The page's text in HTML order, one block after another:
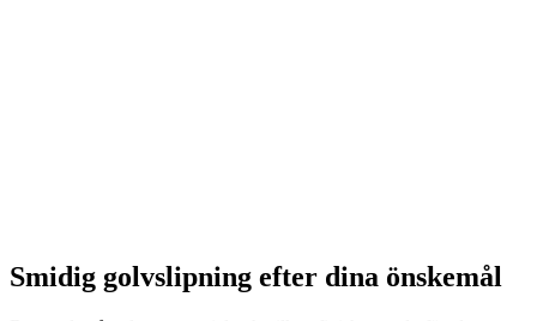
Smidig golvslipning efter dina önskemål